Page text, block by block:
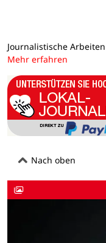
Journalistische
Mehr erfahren
Nach oben